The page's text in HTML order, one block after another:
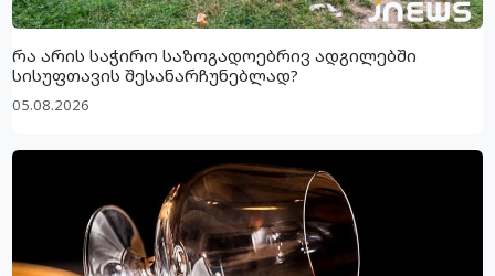
რა არის საჭირო საზოგადოებრივ ადგილებში
სისუფთავის შესანარჩუნებლად?
05.08.2026